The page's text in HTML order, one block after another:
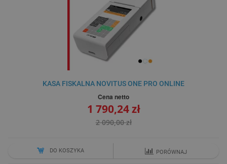
KASA FISKALNA NOVITUS ONE PRO ONLINE
Cena netto
1 790,24 zł
2 090,00 zł
DO KOSZYKA PORÓWNAJ